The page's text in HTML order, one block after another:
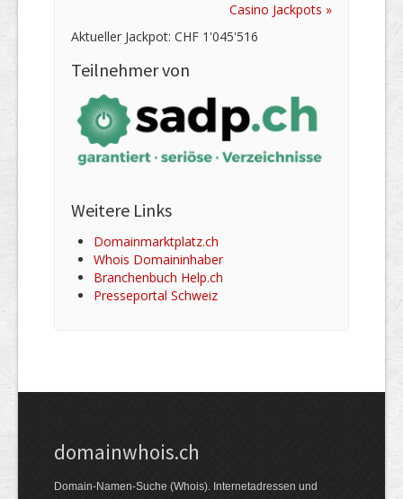
Casino Jackpots »
Aktueller Jackpot: CHF 1'045'516
Teilnehmer von
Weitere Links
Domainmarktplatz.ch
Whois Domaininhaber
Branchenbuch Help.ch
Presseportal Schweiz
domainwhois.ch
Domain-Namen-Suche (Whois). Internet­adressen und